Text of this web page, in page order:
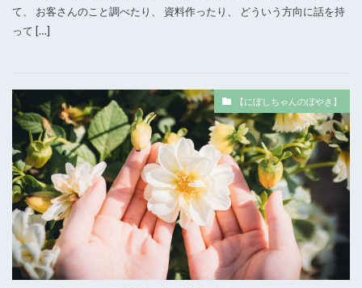
て、 お客さんのこと調べたり、 資料作ったり、 どういう方向に話を持
って […]
【にぼしちゃんのぼやき】